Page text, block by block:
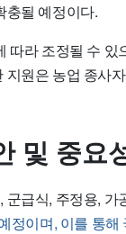
충될 예정이다.
따라 조정될 수
원은 농업 종사
및 중요
급식, 주정용,
정이며, 이를 통